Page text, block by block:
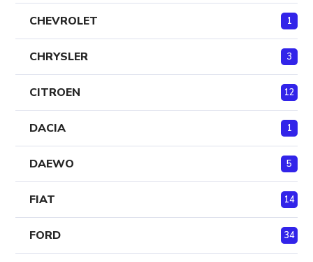
CHEVROLET 1
CHRYSLER 3
CITROEN 12
DACIA 1
DAEWO 5
FIAT 14
FORD 34